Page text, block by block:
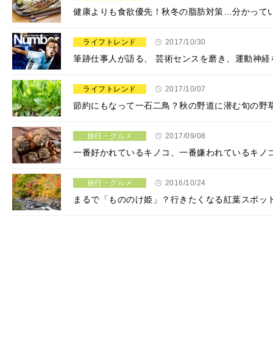
健康よりも食欲優先！秋冬の脂肪対策…分かって
ライフトレンド 2017/10/30
筆跡仕事人が語る、 芸術センスを磨き、運動神
ライフトレンド 2017/10/07
節約にもなって一石二鳥？秋の野道に潜む旬の野
旅行・グルメ 2017/09/08
一番好かれているキノコ、一番嫌われているキノ
旅行・グルメ 2016/10/24
まるで「もののけ姫」？行きたくなる紅葉スポッ